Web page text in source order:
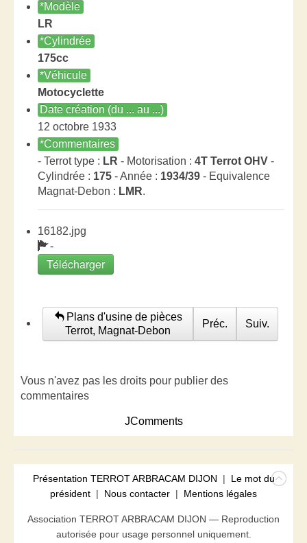
*Modèle
LR
*Cylindrée
175cc
*Véhicule
Motocyclette
Date création (du ... au ...)
12 octobre 1933
*Commentaires
- Terrot type : LR - Motorisation : 4T Terrot OHV -
Cylindrée : 175 - Année : 1934/39 - Equivalence
Magnat-Debon : LMR.
16182.jpg
-
Télécharger
Plans d'usine de pièces
Terrot, Magnat-Debon
Préc. Suiv.
Vous n'avez pas les droits pour publier des
commentaires
JComments
Présentation TERROT ARBRACAM DIJON | Le mot du
président | Nous contacter | Mentions légales
Association TERROT ARBRACAM DIJON — Reproduction
autorisée pour usage personnel uniquement.